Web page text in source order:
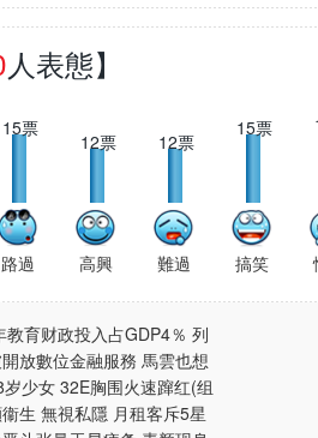
人表態】
15票
路過
12票
高興
12票
難過
15票
搞笑
教育财政投入占GDP4％ 列
放數位金融服務 馬雲也想
岁少女 32E胸围火速蹿红(组
生 無視私隱 月租客斥5星